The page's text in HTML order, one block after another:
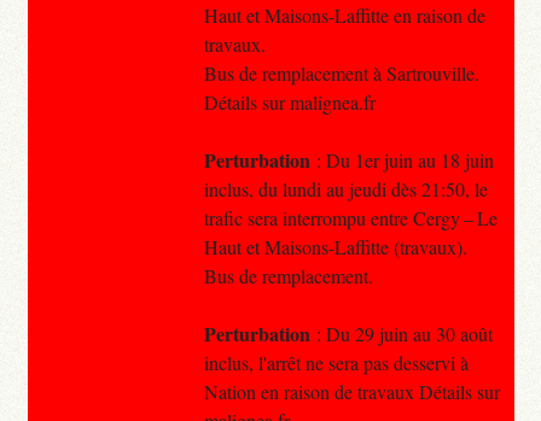
Haut et Maisons-Laffitte en raison de
travaux.
Bus de remplacement à Sartrouville.
Détails sur malignea.fr
Perturbation : Du 1er juin au 18 juin
inclus, du lundi au jeudi dès 21:50, le
trafic sera interrompu entre Cergy – Le
Haut et Maisons-Laffitte (travaux).
Bus de remplacement.
Perturbation : Du 29 juin au 30 août
inclus, l'arrêt ne sera pas desservi à
Nation en raison de travaux Détails sur